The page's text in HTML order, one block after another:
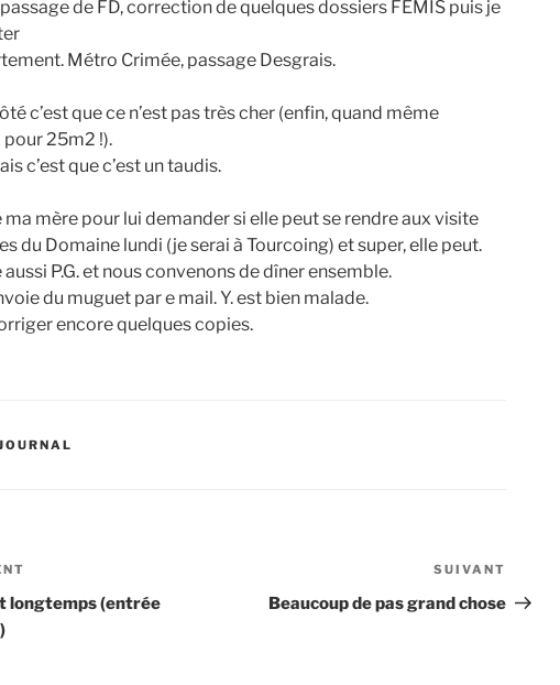
de FD, correction de quelques dossiers FEMIS puis je
Métro Crimée, passage Desgrais.
c’est que ce n’est pas très cher (enfin, quand même
25m2 !).
c’est que c’est un taudis.
ma mère pour lui demander si elle peut se rendre aux visite
du Domaine lundi (je serai à Tourcoing) et super, elle peut.
aussi P.G. et nous convenons de dîner ensemble.
du muguet par e mail. Y. est bien malade.
encore quelques copies.
longtemps (entrée
suivant
SUIVANT
Beaucoup de pas grand chose